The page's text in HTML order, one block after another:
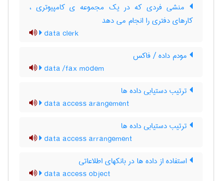
منشی فردی که در یک مجموعه ی کامپیوتری ،
کارهای دفتری را انجام می دهد
data clerk
مودم داده / فاکس
data /fax modem
ترتیب دستیابی داده ها
data access arangement
ترتیب دستیابی داده ها
data access arrangement
استفاده از داده ها در بانکهای اطلاعاتی
data access object